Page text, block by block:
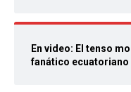
En video: El tenso
fanático ecuatoriano